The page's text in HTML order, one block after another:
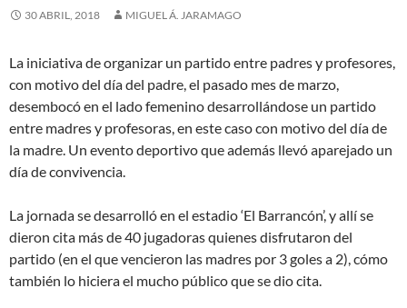
30 ABRIL, 2018 MIGUEL Á. JARAMAGO
La iniciativa de organizar un partido entre padres y profesores,
con motivo del día del padre, el pasado mes de marzo,
desembocó en el lado femenino desarrollándose un partido
entre madres y profesoras, en este caso con motivo del día de
la madre. Un evento deportivo que además llevó aparejado un
día de convivencia.
La jornada se desarrolló en el estadio ‘El Barrancón’, y allí se
dieron cita más de 40 jugadoras quienes disfrutaron del
partido (en el que vencieron las madres por 3 goles a 2), cómo
también lo hiciera el mucho público que se dio cita.